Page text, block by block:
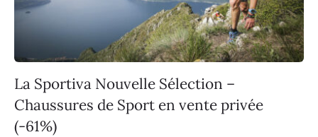
La Sportiva Nouvelle Sélection –
Chaussures de Sport en vente privée
(-61%)